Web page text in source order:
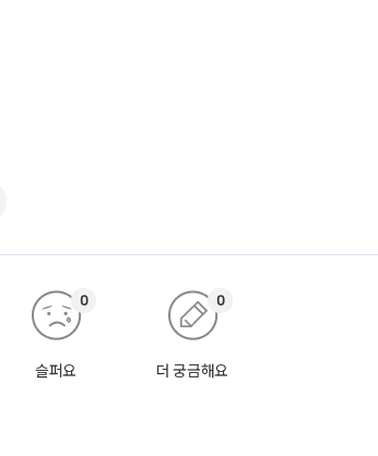
슬퍼요
0
더 궁금해요
0